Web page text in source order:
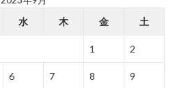
水 木 金 土
1 2
6 7 8 9